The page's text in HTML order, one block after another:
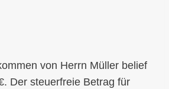
von Herrn Müller belief
Der steuerfreie Betrag für